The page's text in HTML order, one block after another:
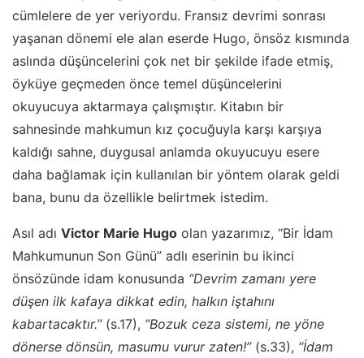
cümlelere de yer veriyordu. Fransız devrimi sonrası
yaşanan dönemi ele alan eserde Hugo, önsöz kısmında
aslında düşüncelerini çok net bir şekilde ifade etmiş,
öyküye geçmeden önce temel düşüncelerini
okuyucuya aktarmaya çalışmıştır. Kitabın bir
sahnesinde mahkumun kız çocuğuyla karşı karşıya
kaldığı sahne, duygusal anlamda okuyucuyu esere
daha bağlamak için kullanılan bir yöntem olarak geldi
bana, bunu da özellikle belirtmek istedim.
Asıl adı Victor Marie Hugo olan yazarımız, “Bir İdam
Mahkumunun Son Günü” adlı eserinin bu ikinci
önsözünde idam konusunda “Devrim zamanı yere
düşen ilk kafaya dikkat edin, halkın iştahını
kabartacaktır.’’(s.17), “Bozuk ceza sistemi, ne yöne
dönerse dönsün, masumu vurur zaten!’’ (s.33), “İdam